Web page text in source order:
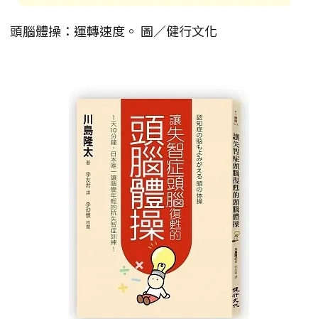
頭腦體操：運轉速度。 圖／健行文化